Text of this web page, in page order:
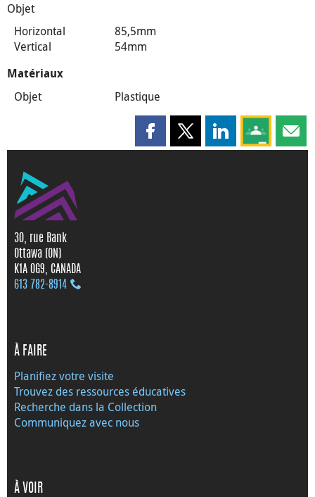
Objet
Horizontal
85,5mm
Vertical
54mm
Matériaux
Objet Plastique
Partager cette page sur
Partager cette page sur X
Partager cette
Partagez
30, rue Bank
Ottawa (ON)
K1A 0G9, CANADA
613 782‑8914
À FAIRE
Planifiez votre visite
Trouvez des ressources éducatives
Recherche dans la Collection
Communiquez avec nous
À VOIR